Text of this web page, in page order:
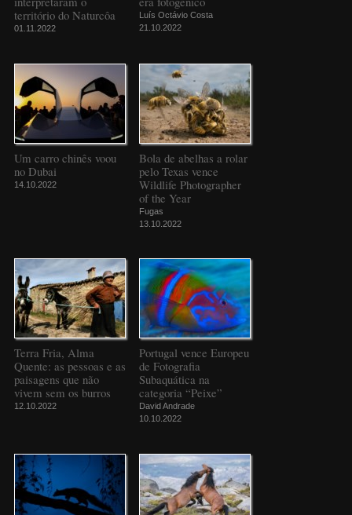
território do Naturcôa
01.11.2022
Luís Octávio Costa
21.10.2022
Um carro chinês voou
no Dubai
14.10.2022
Bola de abelhas a rolar
pelo Texas vence
Wildlife Photographer
of the Year
Fugas
13.10.2022
Terra Fria, Alma
Quente: as pessoas e as
paisagens que não
vivem sem os burros
12.10.2022
Portugal vence Europeu
de Fotografia
Subaquática na
categoria “Peixe”
David Andrade
10.10.2022